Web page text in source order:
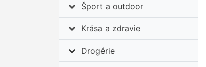
Šport a outdoor
Krása a zdravie
Drogérie